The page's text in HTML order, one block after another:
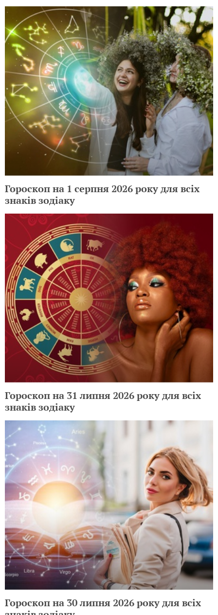
Гороскоп на 1 серпня 2026 року для всіх
знаків зодіаку
Гороскоп на 31 липня 2026 року для всіх
знаків зодіаку
Гороскоп на 30 липня 2026 року для всіх